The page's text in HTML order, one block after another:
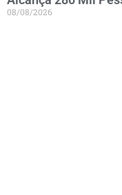
08/08/2026